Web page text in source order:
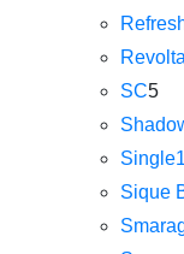
SC5
Sique